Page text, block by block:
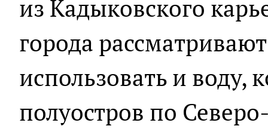
из Кадыковского
города
использовать и воду,
полуостров по